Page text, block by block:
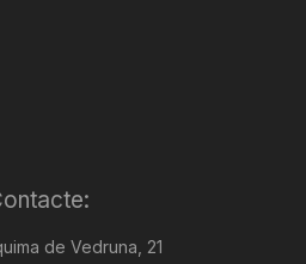
de Vedruna, 21